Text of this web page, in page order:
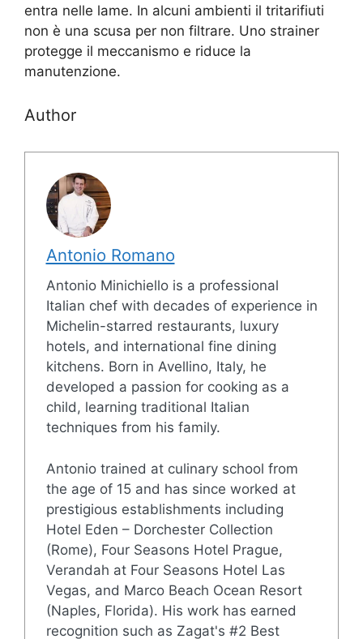
entra nelle lame. In alcuni ambienti il tritarifiuti
non è una scusa per non filtrare. Uno strainer
protegge il meccanismo e riduce la
manutenzione.
Author
Antonio Romano
Antonio Minichiello is a professional
Italian chef with decades of experience in
Michelin-starred restaurants, luxury
hotels, and international fine dining
kitchens. Born in Avellino, Italy, he
developed a passion for cooking as a
child, learning traditional Italian
techniques from his family.
Antonio trained at culinary school from
the age of 15 and has since worked at
prestigious establishments including
Hotel Eden – Dorchester Collection
(Rome), Four Seasons Hotel Prague,
Verandah at Four Seasons Hotel Las
Vegas, and Marco Beach Ocean Resort
(Naples, Florida). His work has earned
recognition such as Zagat's #2 Best